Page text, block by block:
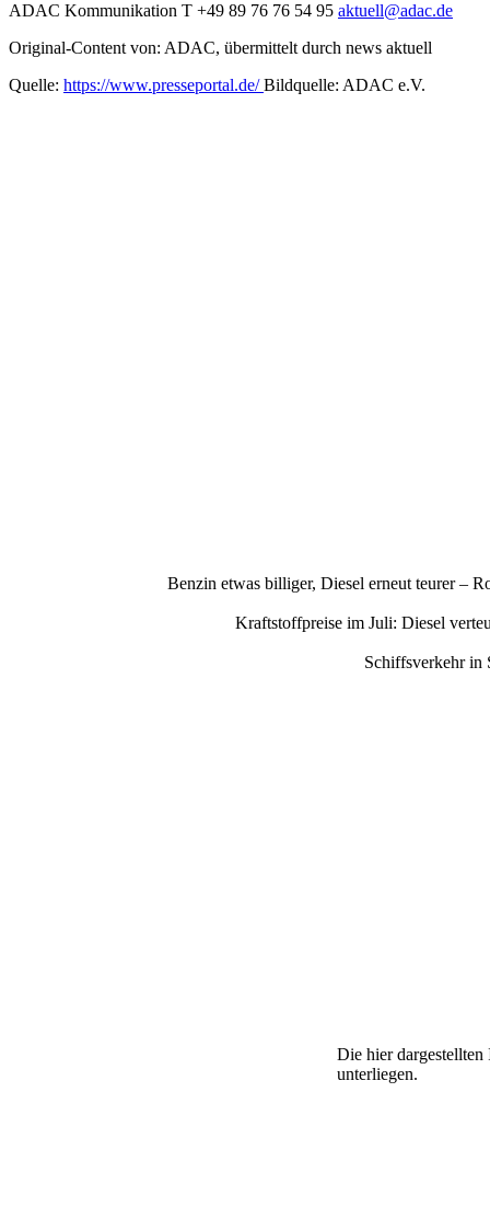
ADAC Kommunikation T +49 89 76 76 54 95 aktuell@adac.de
Original-Content von: ADAC, übermittelt durch news aktuell
Quelle: https://www.presseportal.de/Bildquelle: ADAC e.V.
Benzin etwas billiger, Diesel erneut teurer –
Kraftstoffpreise im Juli: Diesel
Schiffsverkehr in
Die hier
unterliegen.